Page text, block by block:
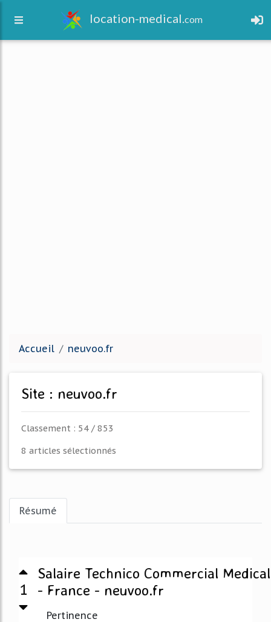
location-medical.com
Accueil neuvoo.fr
Site : neuvoo.fr
Classement : 54 / 853
8 articles sélectionnés
Résumé
1
Salaire Technico Commercial Medical
- France - neuvoo.fr
Pertinence